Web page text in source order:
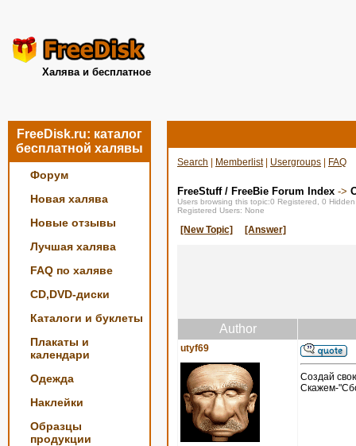
Халява и бесплатное
FreeDisk.ru: каталог
бесплатной халявы
Форум
Новая халява
Новые отзывы
Лучшая халява
FAQ по халяве
CD,DVD-диски
Каталоги и буклеты
Плакаты и
календари
Одежда
Наклейки
Образцы
продукции
Search Memberlist| Usergroups FAQ
FreeStuff / FreeBie Forum Index ->
Users browsing this topic:0 Registered, 0
Registered Users: None
[New Topic] [Answer]
Author
utyf69
Создай
Скажем-